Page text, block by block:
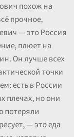
похож на
прочное,
— это Россия
плюет на
Он лучше всех
точки
есть в России
плечах, но они
потеряли
— это еда